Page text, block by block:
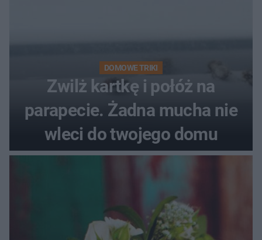
DOMOWE TRIKI
Zwilż kartkę i połóż na
parapecie. Żadna mucha nie
wleci do twojego domu